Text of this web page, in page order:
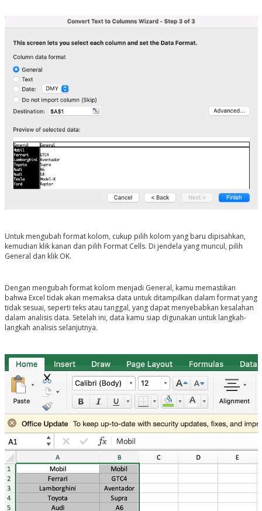
Untuk mengubah format kolom, cukup pilih kolom yang baru dipisahkan,
kemudian klik kanan dan pilih Format Cells. Di jendela yang muncul, pilih
General dan klik OK.
Dengan mengubah format kolom menjadi General, kamu memastikan
bahwa Excel tidak akan memaksa data untuk ditampilkan dalam format yang
tidak sesuai, seperti teks atau tanggal, yang dapat menyebabkan kesalahan
dalam analisis data. Setelah ini, data kamu siap digunakan untuk langkah-
langkah analisis selanjutnya.